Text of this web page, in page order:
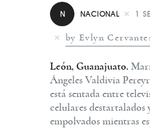
N NACIONAL 1
by Evlyn
León, Guanajuato.
Ángeles Valdivia
está sentada entre
celulares destartalados
empolvados mientras